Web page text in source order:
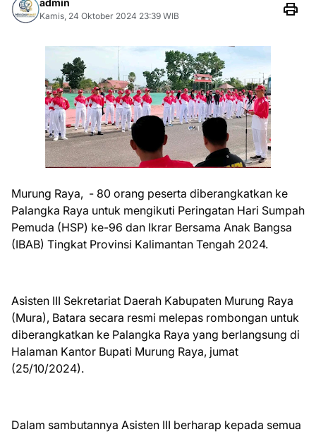
admin
Kamis, 24 Oktober 2024 23:39 WIB
Murung Raya, - 80 orang peserta diberangkatkan ke
Palangka Raya untuk mengikuti Peringatan Hari Sumpah
Pemuda (HSP) ke-96 dan Ikrar Bersama Anak Bangsa
(IBAB) Tingkat Provinsi Kalimantan Tengah 2024.
Asisten III Sekretariat Daerah Kabupaten Murung Raya
(Mura), Batara secara resmi melepas rombongan untuk
diberangkatkan ke Palangka Raya yang berlangsung di
Halaman Kantor Bupati Murung Raya, jumat
(25/10/2024).
Dalam sambutannya Asisten III berharap kepada semua